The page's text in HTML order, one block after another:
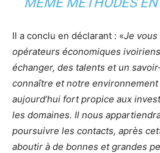
Il a conclu en déclarant : «Je vous
opérateurs économiques
échanger, des talents et un
connaître et notre
aujourd’hui fort propice aux
les domaines. Il nous
poursuivre les contacts, après
aboutir à de bonnes et grandes